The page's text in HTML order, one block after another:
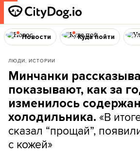
Новости Куда пойти
ЛЮДИ, ИСТОРИИ
Минчанки
показывают, как за
изменилось
холодильника. «В
сказал “прощай”,
с кожей»